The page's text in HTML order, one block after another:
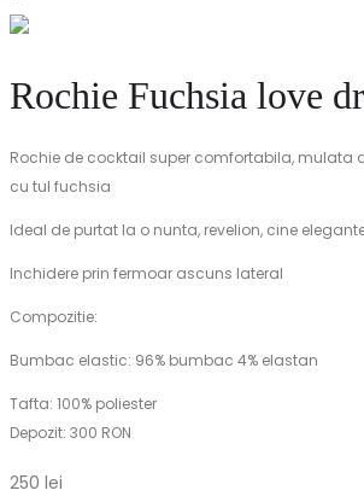
Rochie Fuchsia love
Rochie de cocktail super comfortabila, mulata
cu tul fuchsia
Ideal de purtat la o nunta, revelion, cine
Inchidere prin fermoar ascuns lateral
Compozitie:
Bumbac elastic: 96% bumbac 4% elastan
Tafta: 100% poliester
Depozit: 300 RON
250 lei